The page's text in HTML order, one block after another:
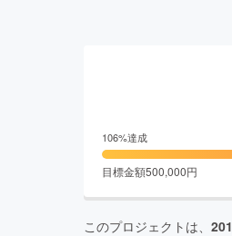
106%達成
目標金額500,000円
このプロジェクトは、